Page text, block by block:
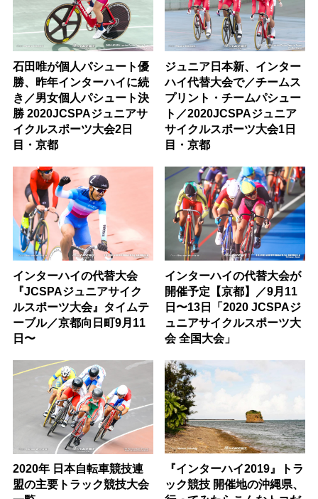
石田唯が個人パシュート優
勝、昨年インターハイに続
き／男女個人パシュート決
勝 2020JCSPAジュニアサ
イクルスポーツ大会2日
目・京都
ジュニア日本新、インター
ハイ代替大会で／チームス
プリント・チームパシュー
ト／2020JCSPAジュニア
サイクルスポーツ大会1日
目・京都
インターハイの代替大会
『JCSPAジュニアサイク
ルスポーツ大会』タイムテ
ーブル／京都向日町9月11
日〜
インターハイの代替大会が
開催予定【京都】／9月11
日〜13日「2020 JCSPAジ
ュニアサイクルスポーツ大
会 全国大会」
2020年 日本自転車競技連
盟の主要トラック競技大会
『インターハイ2019』トラ
ック競技 開催地の沖縄県、